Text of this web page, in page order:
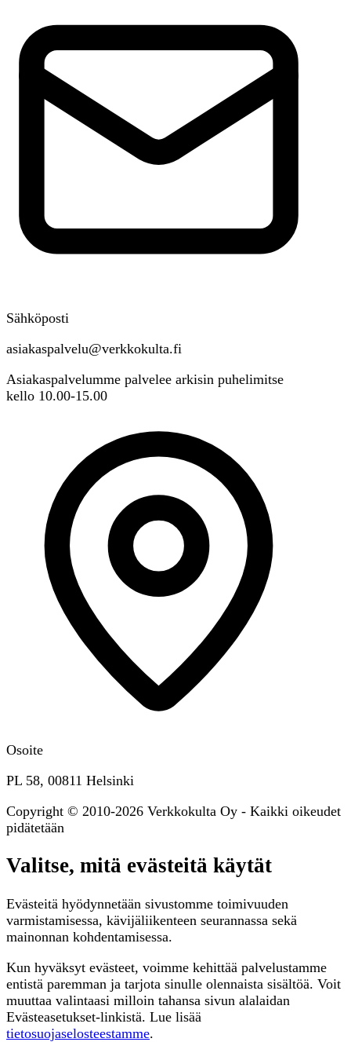
Sähköposti
asiakaspalvelu@verkkokulta.fi
Asiakaspalvelumme palvelee arkisin puhelimitse
kello 10.00-15.00
Osoite
PL 58, 00811 Helsinki
Copyright © 2010-2026 Verkkokulta Oy - Kaikki oikeudet
pidätetään
Valitse, mitä evästeitä käytät
Evästeitä hyödynnetään sivustomme toimivuuden
varmistamisessa, kävijäliikenteen seurannassa sekä
mainonnan kohdentamisessa.
Kun hyväksyt evästeet, voimme kehittää palvelustamme
entistä paremman ja tarjota sinulle olennaista sisältöä. Voit
muuttaa valintaasi milloin tahansa sivun alalaidan
Evästeasetukset-linkistä. Lue lisää
tietosuojaselosteestamme.